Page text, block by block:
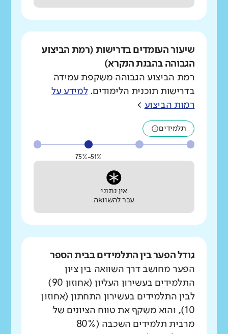
שיעור העומדים בדרישות (רמת הביצוע
הגבוהה בהבנת הנקרא)
רמת הביצוע הגבוהה משקפת עמידה
בדרישות תוכנית הלימודים.למידע על
רמות הביצוע >
תלמידים
51%-75%
אין נתוני
עבר להשוואה
גודל הפער בין התלמידים בבית הספר
הפער מחושב דרך השוואה בין ציון
התלמידים בעשירון העליון (אחוזון 90)
לבין התלמידים בעשירון התחתון (אחוזון
10), והוא משקף את טווח הציונים של
מרבית תלמידים השכבה (80%